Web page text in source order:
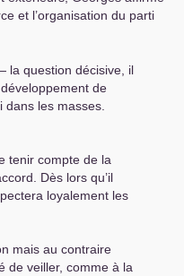
et l’organisation du parti
la question décisive, il
de
dans les masses.
tenir compte de la
Dès lors qu’il
loyalement les
mais au contraire
de veiller, comme à la